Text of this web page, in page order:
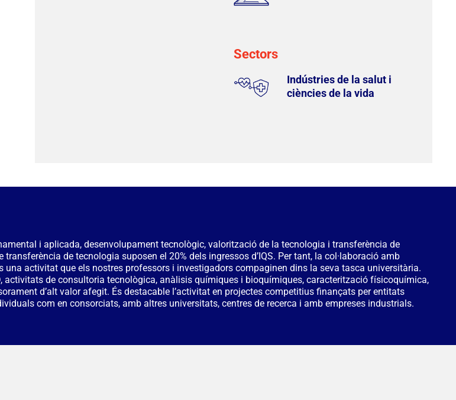
Sectors
Indústries de la salut i
ciències de la vida
i aplicada, desenvolupament tecnològic, valorització de la tecnologia i transferència de
de tecnologia suposen el 20% dels ingressos d’IQS. Per tant, la col·laboració amb
una activitat que els nostres professors i investigadors compaginen dins la seva tasca universitària.
activitats de consultoria tecnològica, anàlisis químiques i bioquímiques, caracterització físicoquímica,
d’alt valor afegit. És destacable l’activitat en projectes competitius finançats per entitats
com en consorciats, amb altres universitats, centres de recerca i amb empreses industrials.